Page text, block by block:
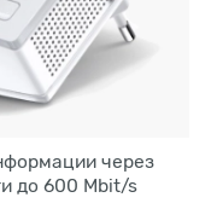
через
до 600 Mbit/s